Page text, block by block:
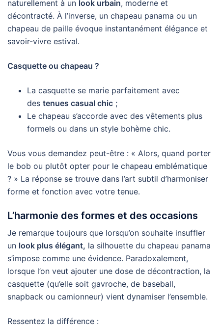
naturellement à un look urbain, moderne et
décontracté. À l’inverse, un chapeau panama ou un
chapeau de paille évoque instantanément élégance et
savoir-vivre estival.
Casquette ou chapeau ?
La casquette se marie parfaitement avec
des tenues casual chic ;
Le chapeau s’accorde avec des vêtements plus
formels ou dans un style bohème chic.
Vous vous demandez peut-être : « Alors, quand porter
le bob ou plutôt opter pour le chapeau emblématique
? » La réponse se trouve dans l’art subtil d’harmoniser
forme et fonction avec votre tenue.
L’harmonie des formes et des occasions
Je remarque toujours que lorsqu’on souhaite insuffler
un look plus élégant, la silhouette du chapeau panama
s’impose comme une évidence. Paradoxalement,
lorsque l’on veut ajouter une dose de décontraction, la
casquette (qu’elle soit gavroche, de baseball,
snapback ou camionneur) vient dynamiser l’ensemble.
Ressentez la différence :